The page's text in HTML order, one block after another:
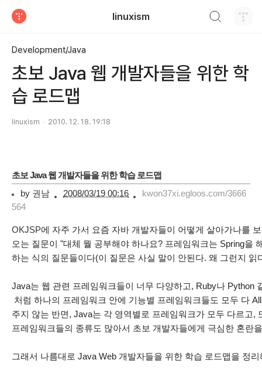
linuxism
Development/Java
초보 Java 웹 개발자들을 위한 학
습 로드맵
linuxism 2010. 12. 18. 19:18
초보 Java 웹 개발자들을 위한 학습 로드맵
by 권남 2008/03/19 00:16
kwon37xi.egloos.com/3666
564
OKJSP에 자주 가서 요즘 자바 개발자들이 어떻게 살아가나를
오는 질문이 "대체 뭘 공부해야 하나요? 프레임워크는 Spring을
하는 식의 질문들이다(이 질문은 사실 말이 안된다. 왜 그런지 읽
Java는 웹 관련 프레임워크들이 너무 다양하고, Ruby나 Python
처럼 하나의 프레임워크 안에 기능별 프레임워크들도 모두 다
주지 않는 반면, Java는 각 영역별로 프레임워크가 모두 다르고,
프레임워크들의 종류도 많아서 초보 개발자들에게 극심한 혼란
그래서 나름대로 Java Web 개발자들을 위한 학습 로드맵을 정